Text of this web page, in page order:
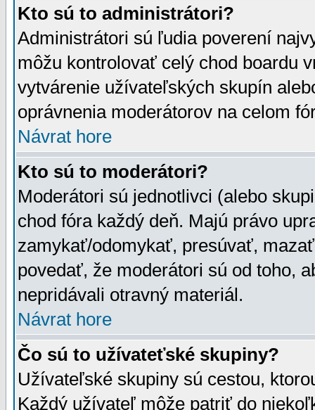
Kto sú to administrátori?
Administrátori sú ľudia poverení
môžu kontrolovať celý chod boardu
vytvárenie užívateľských skupín
oprávnenia moderátorov na celom
Návrat hore
Kto sú to moderátori?
Moderátori sú jednotlivci (alebo
chod fóra každý deň. Majú právo
zamykať/odomykať, presúvať,
povedať, že moderátori sú od toho,
nepridávali otravný materiál.
Návrat hore
Čo sú to užívateťské skupiny?
Užívateľské skupiny sú cestou,
Každý užívateľ môže patriť do